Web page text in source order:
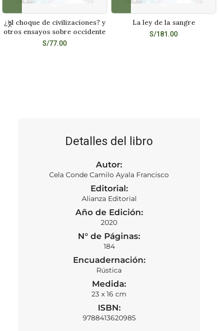
¿el choque de civilizaciones? y
otros ensayos sobre occidente
S/77.00
La ley de la sangre
S/181.00
Detalles del libro
Autor:
Cela Conde Camilo Ayala Francisco
Editorial:
Alianza Editorial
Año de Edición:
2020
N° de Páginas:
184
Encuadernación:
Rústica
Medida:
23 x 16 cm
ISBN:
9788413620985